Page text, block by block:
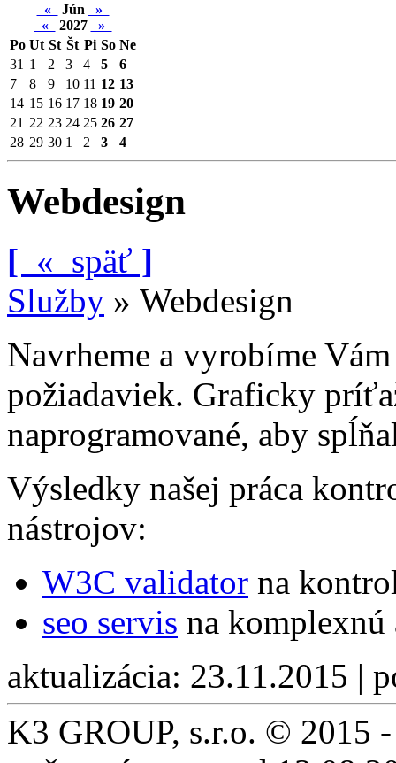
« Jún
»
«
2027
»
Po Ut St Št Pi So Ne
31 1 2 3 4 5
6
7
8 9 10 11 12 13
14 15 16 17 18 19 20
21 22 23 24 25 26 27
28 29 30 1 2 3 4
Webdesign
[ « späť ]
Služby » Webdesign
Navrheme a vyrobíme
požiadaviek. Graficky
naprogramované, aby
Výsledky našej práca
nástrojov:
W3C validator na
seo servis na
aktualizácia: 23.11.2015 |
K3 GROUP, s.r.o. © 2015